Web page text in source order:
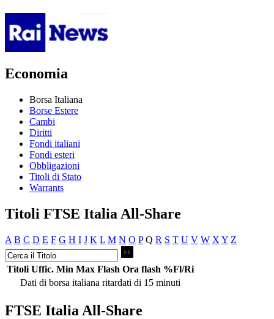
Economia
Borsa Italiana
Borse Estere
Cambi
Diritti
Fondi italiani
Fondi esteri
Obbligazioni
Titoli di Stato
Warrants
Titoli FTSE Italia All-Share
A B C D E F G H I J K L M N O P Q R S T U V W X Y Z
Titoli Uffic. Min Max Flash Ora flash %Fl/Ri
Dati di borsa italiana ritardati di 15 minuti
FTSE Italia All-Share